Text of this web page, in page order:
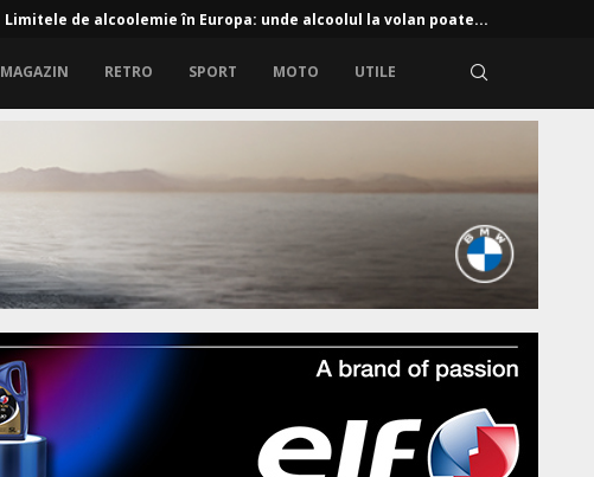
Limitele de alcoolemie în Europa: unde alcoolul la volan poate...
MAGAZIN RETRO SPORT MOTO UTILE